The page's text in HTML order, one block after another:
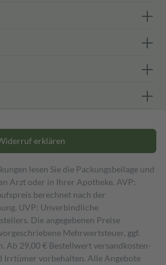
erklären
lesen Sie die Packungsbeilage und
Arzt oder in Ihrer Apotheke. AVP:
berechnet nach der
UVP: Unverbindliche
Die angegebenen Preise
Mehrwertsteuer, ggf.
Ab 29,00 € Bestell­wert versand­kosten­
Irrtümer vorbehalten. Alle Angebote